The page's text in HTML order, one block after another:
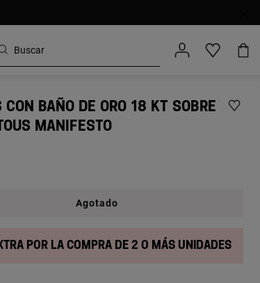
CON BAÑO DE ORO 18 KT SOBRE
MANIFESTO
Agotado
por la compra de 2 o más unidades